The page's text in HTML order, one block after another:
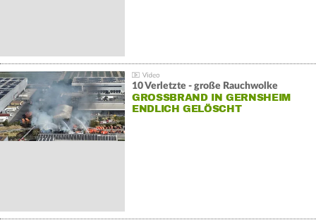
10 Verletzte - große Rauchwolke
GROSSBRAND IN GERNSHEIM E
NDLICH GELÖSCHT